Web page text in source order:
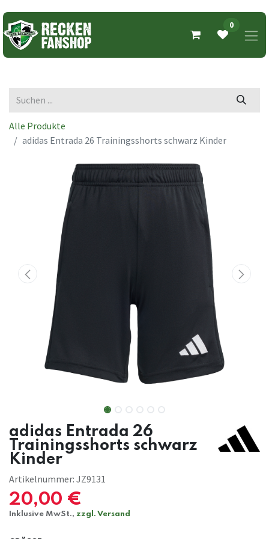
0
Alle Produkte
adidas Entrada 26 Trainingsshorts schwarz Kinder
adidas Entrada 26
Trainingsshorts schwarz
Kinder
Artikelnummer: JZ9131
20,00 €
Inklusive MwSt., zzgl. Versand